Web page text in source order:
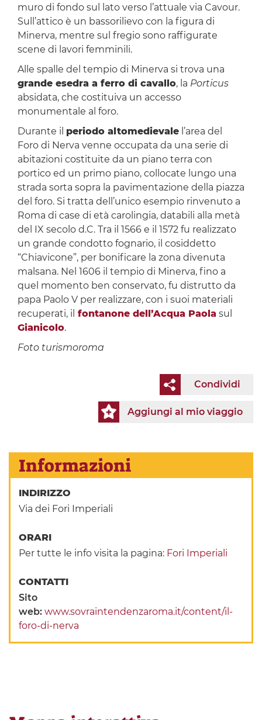
muro di fondo sul lato verso l’attuale via Cavour.
Sull’attico è un bassorilievo con la figura di
Minerva, mentre sul fregio sono raffigurate
scene di lavori femminili.
Alle spalle del tempio di Minerva si trova una
grande esedra a ferro di cavallo, la Porticus
absidata, che costituiva un accesso
monumentale al foro.
Durante il periodo altomedievalel’area del
Foro di Nerva venne occupata da una serie di
abitazioni costituite da un piano terra con
portico ed un primo piano, collocate lungo una
strada sorta sopra la pavimentazione della piazza
del foro. Si tratta dell’unico esempio rinvenuto a
Roma di case di età carolingia, databili alla metà
del IX secolo d.C. Tra il 1566 e il 1572 fu realizzato
un grande condotto fognario, il cosiddetto
“Chiavicone”, per bonificare la zona divenuta
malsana. Nel 1606 il tempio di Minerva, fino a
quel momento ben conservato, fu distrutto da
papa Paolo V per realizzare, con i suoi materiali
recuperati, il fontanone dell’Acqua Paolasul
Gianicolo.
Foto turismoroma
Condividi
Aggiungi al mio viaggio
Informazioni
INDIRIZZO
Via dei Fori Imperiali
ORARI
Per tutte le info visita la pagina: Fori Imperiali
CONTATTI
Sito
web:www.sovraintendenzaroma.it/content/il-
foro-di-nerva